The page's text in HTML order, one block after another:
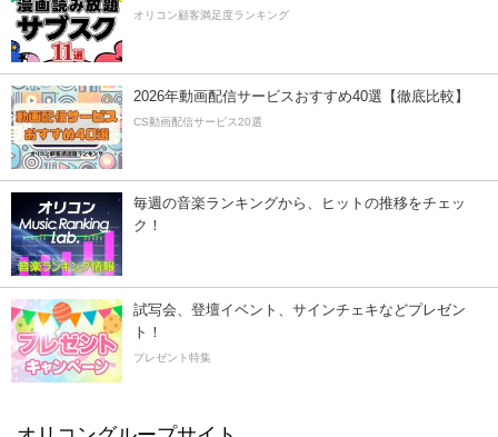
オリコン顧客満足度ランキング
2026年動画配信サービスおすすめ40選【徹底比較】
CS動画配信サービス20選
毎週の音楽ランキングから、ヒットの推移をチェッ
ク！
試写会、登壇イベント、サインチェキなどプレゼン
ト！
プレゼント特集